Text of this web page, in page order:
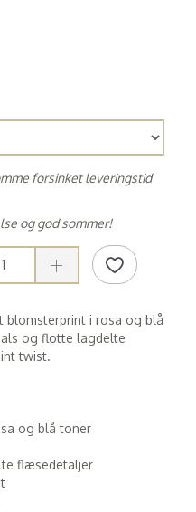
forsinket leveringstid
og god sommer!
blomsterprint i rosa og blå
og flotte lagdelte
twist.
og blå toner
flæsedetaljer